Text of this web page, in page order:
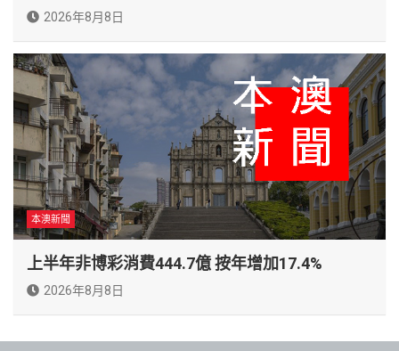
2026年8月8日
本澳新聞
上半年非博彩消費444.7億 按年增加17.4%
2026年8月8日